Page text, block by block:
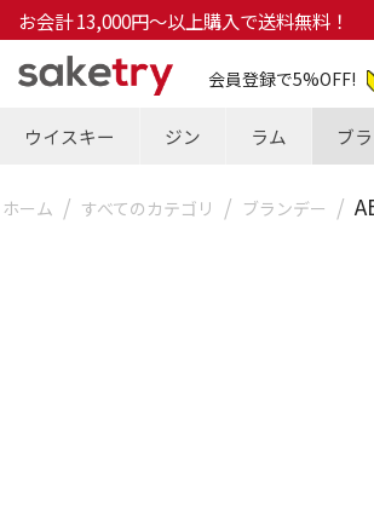
お会計 13,000円～以上購入で送料無料！
会員登録で5%OFF!
ウイスキー ジン ラム ブ
ホーム / すべてのカテゴリ / ブランデー /